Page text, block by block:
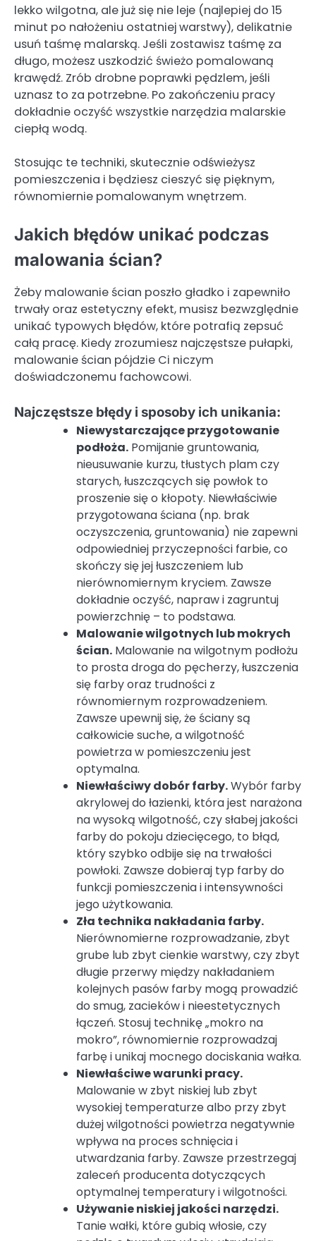
lekko wilgotna, ale już się nie leje (najlepiej do 15
minut po nałożeniu ostatniej warstwy), delikatnie
usuń taśmę malarską. Jeśli zostawisz taśmę za
długo, możesz uszkodzić świeżo pomalowaną
krawędź. Zrób drobne poprawki pędzlem, jeśli
uznasz to za potrzebne. Po zakończeniu pracy
dokładnie oczyść wszystkie narzędzia malarskie
ciepłą wodą.
Stosując te techniki, skutecznie odświeżysz
pomieszczenia i będziesz cieszyć się pięknym,
równomiernie pomalowanym wnętrzem.
Jakich błędów unikać podczas
malowania ścian?
Żeby malowanie ścian poszło gładko i zapewniło
trwały oraz estetyczny efekt, musisz bezwzględnie
unikać typowych błędów, które potrafią zepsuć
całą pracę. Kiedy zrozumiesz najczęstsze pułapki,
malowanie ścian pójdzie Ci niczym
doświadczonemu fachowcowi.
Najczęstsze błędy i sposoby ich unikania:
Niewystarczające przygotowanie
podłoża. Pomijanie gruntowania,
nieusuwanie kurzu, tłustych plam czy
starych, łuszczących się powłok to
proszenie się o kłopoty. Niewłaściwie
przygotowana ściana (np. brak
oczyszczenia, gruntowania) nie zapewni
odpowiedniej przyczepności farbie, co
skończy się jej łuszczeniem lub
nierównomiernym kryciem. Zawsze
dokładnie oczyść, napraw i zagruntuj
powierzchnię – to podstawa.
Malowanie wilgotnych lub mokrych
ścian. Malowanie na wilgotnym podłożu
to prosta droga do pęcherzy, łuszczenia
się farby oraz trudności z
równomiernym rozprowadzeniem.
Zawsze upewnij się, że ściany są
całkowicie suche, a wilgotność
powietrza w pomieszczeniu jest
optymalna.
Niewłaściwy dobór farby.Wybór farby
akrylowej do łazienki, która jest narażona
na wysoką wilgotność, czy słabej jakości
farby do pokoju dziecięcego, to błąd,
który szybko odbije się na trwałości
powłoki. Zawsze dobieraj typ farby do
funkcji pomieszczenia i intensywności
jego użytkowania.
Zła technika nakładania farby.
Nierównomierne rozprowadzanie, zbyt
grube lub zbyt cienkie warstwy, czy zbyt
długie przerwy między nakładaniem
kolejnych pasów farby mogą prowadzić
do smug, zacieków i nieestetycznych
łączeń. Stosuj technikę „mokro na
mokro”, równomiernie rozprowadzaj
farbę i unikaj mocnego dociskania wałka.
Niewłaściwe warunki pracy.
Malowanie w zbyt niskiej lub zbyt
wysokiej temperaturze albo przy zbyt
dużej wilgotności powietrza negatywnie
wpływa na proces schnięcia i
utwardzania farby. Zawsze przestrzegaj
zaleceń producenta dotyczących
optymalnej temperatury i wilgotności.
Używanie niskiej jakości narzędzi.
Tanie wałki, które gubią włosie, czy